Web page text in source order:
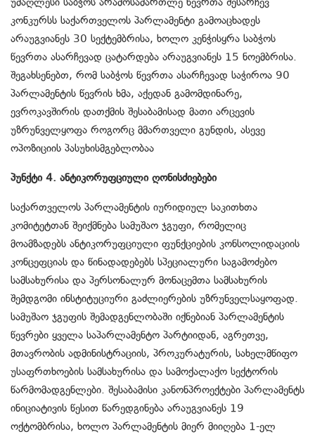
კონკურსს საქართველოს პარლამენტი გამოაცხადეს
არაუგვიანეს 30 სექტემბრისა, ხოლო კენჭისყრა საბჭოს
წევრთა ასარჩევად ცატარდება არაუგვიანეს 15 ნოემბრისა.
შეგახსენებთ, რომ საბჭოს წევრთა ასარჩევად საჭიროა 90
პარლამენტის წევრის ხმა, აქედან გამომდინარე,
ევროკავშირის დათქმის შესაბამისად მათი არცევის
უზრუნველყოფა როგორც მმართველი გუნდის, ასევე
ოპოზიციის პასუხისმგებლობაა
პუნქტი 4. ანტიკორუფციული ღონისძიებები
საქართველოს პარლამენტის იურიდიულ საკითხთა
კომიტეტთან შეიქმნება სამუშაო ჯგუფი, რომელიც
მოამზადებს ანტიკორუფციული ფუნქციების კონსოლიდაციის
კონცეფციას და წინადადებებს სპეციალური საგამოძებო
სამსახურისა და პერსონალურ მონაცემთა სამსახურის
შემდგომი ინსტიტუციური გაძლიერების უზრუნველსაყოფად.
სამუშაო ჯგუფის შემადგენლობაში იქნებიან პარლამენტის
წევრები ყველა საპარლამენტო პარტიიდან, აგრეთვე,
მთავრობის ადმინისტრაციის, პროკურატურის, სახელმწიფო
უსაფრთხოების სამსახურისა და სამოქალაქო სექტორის
წარმომადგენლები. შესაბამისი კანონპროექტები პარლამენტს
ინიციატივის წესით წარედგინება არაუგვიანეს 19
ოქტომბრისა, ხოლო პარლამენტის მიერ მიიღება 1-ელ